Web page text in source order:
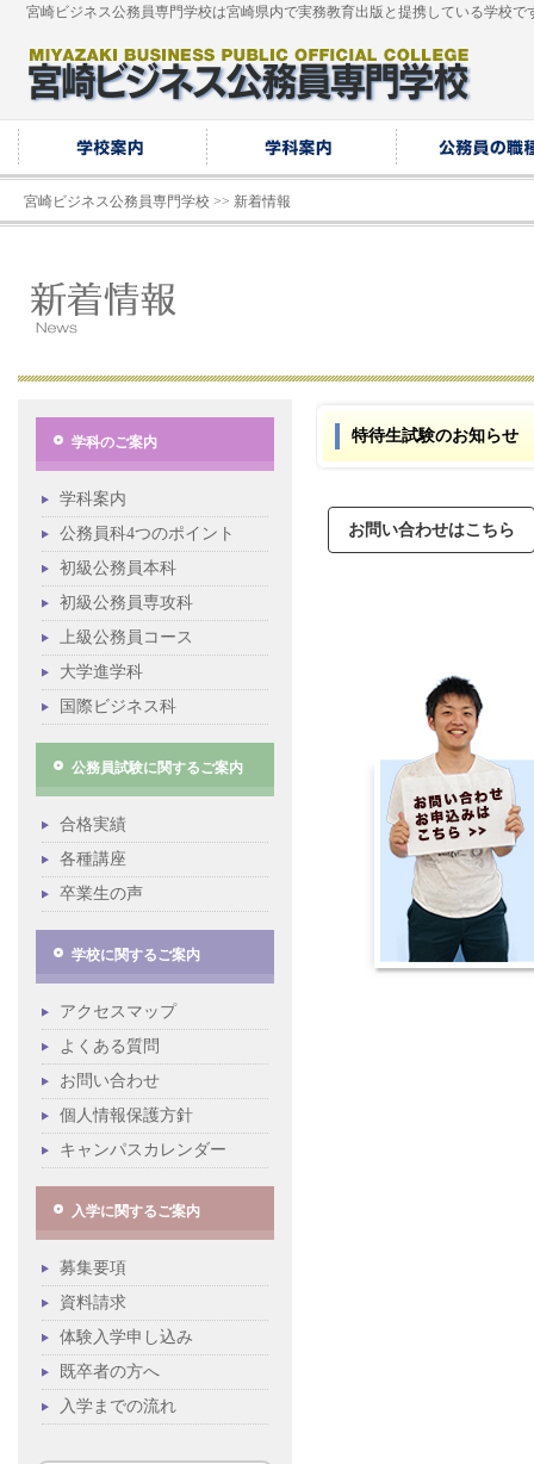
宮崎ビジネス公務員専門学校は宮崎県内で実務教育出版と提携している学校で
宮崎ビジネス公務員専門学校 >> 新着情報
学科のご案内
学科案内
公務員科4つのポイント
初級公務員本科
初級公務員専攻科
上級公務員コース
大学進学科
国際ビジネス科
公務員試験に関するご案内
合格実績
各種講座
卒業生の声
学校に関するご案内
アクセスマップ
よくある質問
お問い合わせ
個人情報保護方針
キャンパスカレンダー
入学に関するご案内
募集要項
資料請求
体験入学申し込み
既卒者の方へ
入学までの流れ
特待生試験のお知らせ
お問い合わせはこちら